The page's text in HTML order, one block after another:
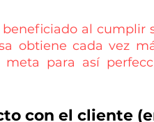
al cumplir
obtiene cada vez
para así
con el cliente